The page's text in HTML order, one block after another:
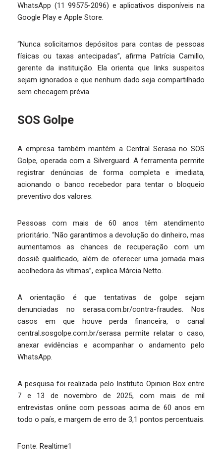
WhatsApp (11 99575-2096) e aplicativos disponíveis na
Google Play e Apple Store.
“Nunca solicitamos depósitos para contas de pessoas
físicas ou taxas antecipadas”, afirma Patrícia Camillo,
gerente da instituição. Ela orienta que links suspeitos
sejam ignorados e que nenhum dado seja compartilhado
sem checagem prévia.
SOS Golpe
A empresa também mantém a Central Serasa no SOS
Golpe, operada com a Silverguard. A ferramenta permite
registrar denúncias de forma completa e imediata,
acionando o banco recebedor para tentar o bloqueio
preventivo dos valores.
Pessoas com mais de 60 anos têm atendimento
prioritário. “Não garantimos a devolução do dinheiro, mas
aumentamos as chances de recuperação com um
dossiê qualificado, além de oferecer uma jornada mais
acolhedora às vítimas”, explica Márcia Netto.
A orientação é que tentativas de golpe sejam
denunciadas no serasa.com.br/contra-fraudes. Nos
casos em que houve perda financeira, o canal
central.sosgolpe.com.br/serasa permite relatar o caso,
anexar evidências e acompanhar o andamento pelo
WhatsApp.
A pesquisa foi realizada pelo Instituto Opinion Box entre
7 e 13 de novembro de 2025, com mais de mil
entrevistas online com pessoas acima de 60 anos em
todo o país, e margem de erro de 3,1 pontos percentuais.
Fonte: Realtime1